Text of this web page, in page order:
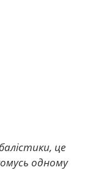
це
одному